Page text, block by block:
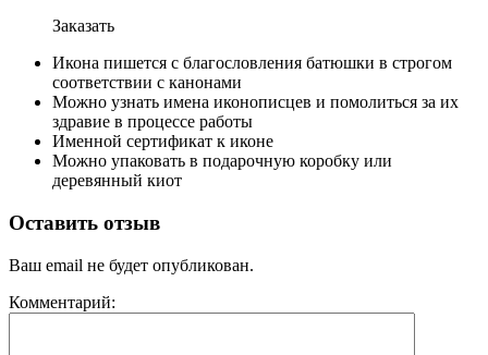
Заказать
Икона пишется с благословления батюшки в строгом
соответствии с канонами
Можно узнать имена иконописцев и помолиться за их
здравие в процессе работы
Именной сертификат к иконе
Можно упаковать в подарочную коробку или
деревянный киот
Оставить отзыв
Ваш email не будет опубликован.
Комментарий: